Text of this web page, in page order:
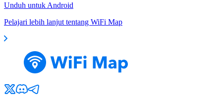
Unduh untuk Android
Pelajari lebih lanjut tentang WiFi Map